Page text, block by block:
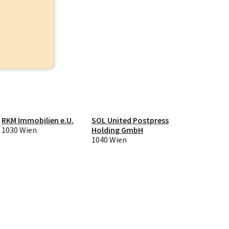
RKM Immobilien e.U.
1030 Wien
SOL United Postpress
Holding GmbH
1040 Wien